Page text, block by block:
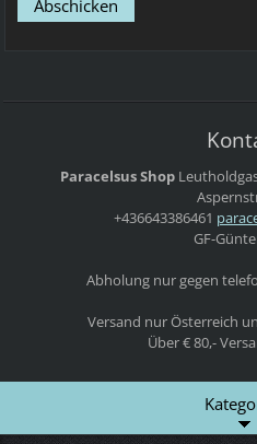
Paracelsus Shop
+436643386461
GF-
Abholung nur gegen
Versand nur Österreich
Über € 80,-